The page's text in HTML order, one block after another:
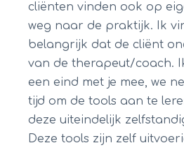
cliënten vinden ook op
weg naar de praktijk. Ik
belangrijk dat de cliënt
van de therapeut/coach.
een eind met je mee, we
tijd om de tools aan te
deze uiteindelijk
Deze tools zijn zelf